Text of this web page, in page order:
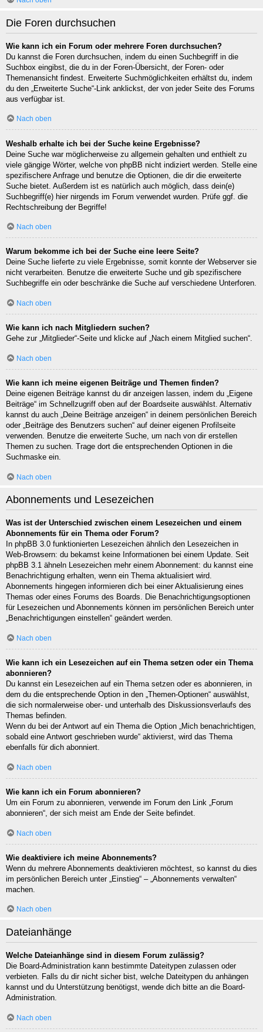
Die Foren durchsuchen
Wie kann ich ein Forum oder mehrere Foren durchsuchen?
Du kannst die Foren durchsuchen, indem du einen Suchbegriff in die
Suchbox eingibst, die du in der Foren-Übersicht, der Foren- oder
Themenansicht findest. Erweiterte Suchmöglichkeiten erhältst du, indem
du den „Erweiterte Suche“-Link anklickst, der von jeder Seite des Forums
aus verfügbar ist.
Nach oben
Weshalb erhalte ich bei der Suche keine Ergebnisse?
Deine Suche war möglicherweise zu allgemein gehalten und enthielt zu
viele gängige Wörter, welche von phpBB nicht indiziert werden. Stelle eine
spezifischere Anfrage und benutze die Optionen, die dir die erweiterte
Suche bietet. Außerdem ist es natürlich auch möglich, dass dein(e)
Suchbegriff(e) hier nirgends im Forum verwendet wurden. Prüfe ggf. die
Rechtschreibung der Begriffe!
Nach oben
Warum bekomme ich bei der Suche eine leere Seite?
Deine Suche lieferte zu viele Ergebnisse, somit konnte der Webserver sie
nicht verarbeiten. Benutze die erweiterte Suche und gib spezifischere
Suchbegriffe ein oder beschränke die Suche auf verschiedene Unterforen.
Nach oben
Wie kann ich nach Mitgliedern suchen?
Gehe zur „Mitglieder“-Seite und klicke auf „Nach einem Mitglied suchen“.
Nach oben
Wie kann ich meine eigenen Beiträge und Themen finden?
Deine eigenen Beiträge kannst du dir anzeigen lassen, indem du „Eigene
Beiträge“ im Schnellzugriff oben auf der Boardseite auswählst. Alternativ
kannst du auch „Deine Beiträge anzeigen“ in deinem persönlichen Bereich
oder „Beiträge des Benutzers suchen“ auf deiner eigenen Profilseite
verwenden. Benutze die erweiterte Suche, um nach von dir erstellen
Themen zu suchen. Trage dort die entsprechenden Optionen in die
Suchmaske ein.
Nach oben
Abonnements und Lesezeichen
Was ist der Unterschied zwischen einem Lesezeichen und einem
Abonnements für ein Thema oder Forum?
In phpBB 3.0 funktionierten Lesezeichen ähnlich den Lesezeichen in
Web-Browsern: du bekamst keine Informationen bei einem Update. Seit
phpBB 3.1 ähneln Lesezeichen mehr einem Abonnement: du kannst eine
Benachrichtigung erhalten, wenn ein Thema aktualisiert wird.
Abonnements hingegen informieren dich bei einer Aktualisierung eines
Themas oder eines Forums des Boards. Die Benachrichtigungsoptionen
für Lesezeichen und Abonnements können im persönlichen Bereich unter
„Benachrichtigungen einstellen“ geändert werden.
Nach oben
Wie kann ich ein Lesezeichen auf ein Thema setzen oder ein Thema
abonnieren?
Du kannst ein Lesezeichen auf ein Thema setzen oder es abonnieren, in
dem du die entsprechende Option in den „Themen-Optionen“ auswählst,
die sich normalerweise ober- und unterhalb des Diskussionsverlaufs des
Themas befinden.
Wenn du bei der Antwort auf ein Thema die Option „Mich benachrichtigen,
sobald eine Antwort geschrieben wurde“ aktivierst, wird das Thema
ebenfalls für dich abonniert.
Nach oben
Wie kann ich ein Forum abonnieren?
Um ein Forum zu abonnieren, verwende im Forum den Link „Forum
abonnieren“, der sich meist am Ende der Seite befindet.
Nach oben
Wie deaktiviere ich meine Abonnements?
Wenn du mehrere Abonnements deaktivieren möchtest, so kannst du dies
im persönlichen Bereich unter „Einstieg“ – „Abonnements verwalten“
machen.
Nach oben
Dateianhänge
Welche Dateianhänge sind in diesem Forum zulässig?
Die Board-Administration kann bestimmte Dateitypen zulassen oder
verbieten. Falls du dir nicht sicher bist, welche Dateitypen du anhängen
kannst und du Unterstützung benötigst, wende dich bitte an die Board-
Administration.
Nach oben